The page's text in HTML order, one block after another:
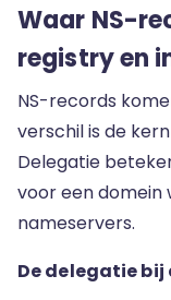
Waar NS-
registry en
NS-records
verschil is de
Delegatie
voor een domein
nameservers.
De delegatie